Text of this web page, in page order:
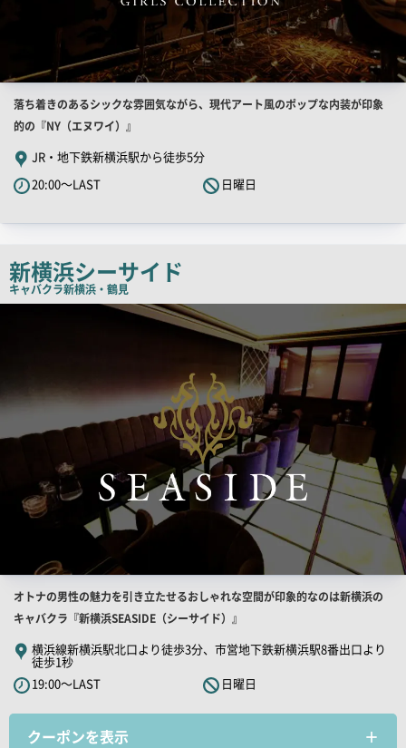
店
舗
PR
キ
ャ
ピ
ー
落ち着きのあるシックな雰囲気ながら、現代アート風のポップな内装が印象
的の『NY（エヌワイ）』
JR・地下鉄新横浜駅から徒歩5分
20:00～LAST
日曜日
新横浜シーサイド
キャバクラ新横浜・鶴見
画
像
店
舗
PR
キ
ャ
オトナの男性の魅力を引き立たせるおしゃれな空間が印象的なのは新横浜の
キャバクラ『新横浜SEASIDE（シーサイド）』
横浜線新横浜駅北口より徒歩3分、市営地下鉄新横浜駅8番出口より
徒歩1秒
19:00～LAST
日曜日
クーポンを表示